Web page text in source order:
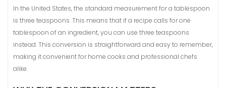
In the United States, the standard measurement for a tablespoon
is three teaspoons. This means that if a recipe calls for one
tablespoon of an ingredient, you can use three teaspoons
instead. This conversion is straightforward and easy to remember,
making it convenient for home cooks and professional chefs
alike.